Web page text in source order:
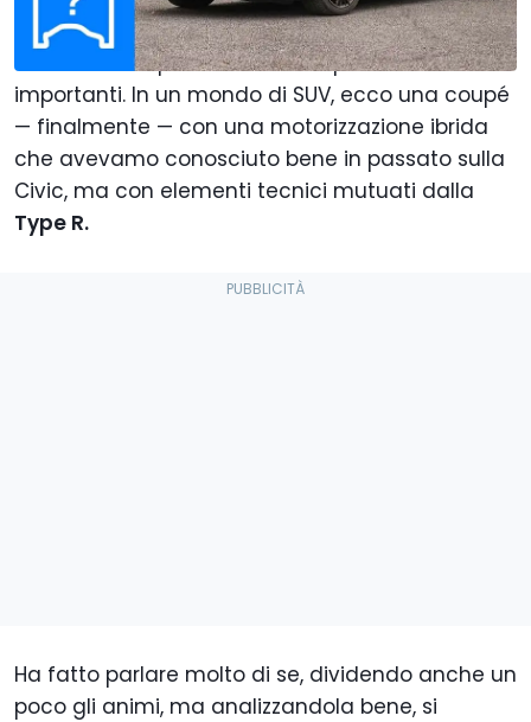
La Honda Prelude è tornata e fin dal suo
annuncio si è portata dietro aspettative
importanti. In un mondo di SUV, ecco una coupé
— finalmente — con una motorizzazione ibrida
che avevamo conosciuto bene in passato sulla
Civic, ma con elementi tecnici mutuati dalla
Type R.
Ha fatto parlare molto di se, dividendo anche un
poco gli animi, ma analizzandola bene, si